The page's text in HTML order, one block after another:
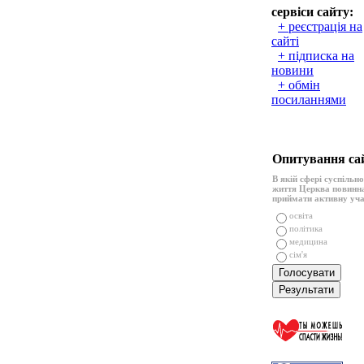
сервіси сайту:
+ реєстрація на
сайті
+ підписка на
новини
+ обмін
посиланнями
Опитування
В якій сфері
життя Церква
приймати активну
освіта
політика
медицина
сім'я